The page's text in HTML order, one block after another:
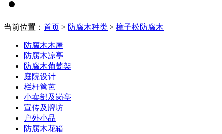
当前位置： 首页 > 防腐木种类 > 樟子松防腐木
防腐木木屋
防腐木凉亭
防腐木葡萄架
庭院设计
栏杆篱芭
小卖部及岗亭
宣传及牌坊
户外小品
防腐木花箱